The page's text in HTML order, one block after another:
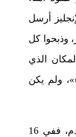
أرسل
وذبحوا كل
الذي
ولم يكن
لقد استدعى الدم مزيدًا من الدم، ففي 16